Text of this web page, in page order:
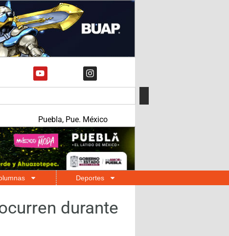
Puebla, Pue. México
Deportes
durante